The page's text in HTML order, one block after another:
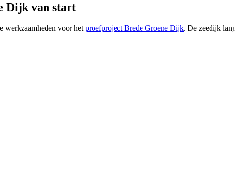
Dijk van start
werkzaamheden voor het proefproject Brede Groene Dijk. De zeedijk